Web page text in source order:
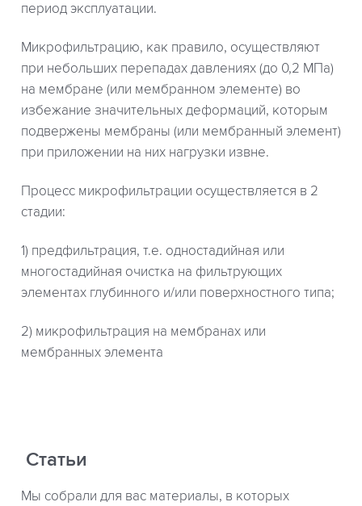
период эксплуатации.
Микрофильтрацию, как правило, осуществляют
при небольших перепадах давлениях (до 0,2 МПа)
на мембране (или мембранном элементе) во
избежание значительных деформаций, которым
подвержены мембраны (или мембранный элемент)
при приложении на них нагрузки извне.
Процесс микрофильтрации осуществляется в 2
стадии:
1) предфильтрация, т.е. одностадийная или
многостадийная очистка на фильтрующих
элементах глубинного и/или поверхностного типа;
2) микрофильтрация на мембранах или
мембранных элемента
Статьи
Мы собрали для вас материалы, в которых